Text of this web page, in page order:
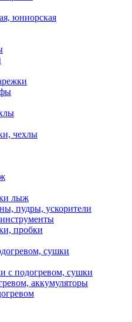
юниорская
чехлы
лыж
пудры, ускорители
пробки
сушки
с подогревом, сушки
аккумуляторы